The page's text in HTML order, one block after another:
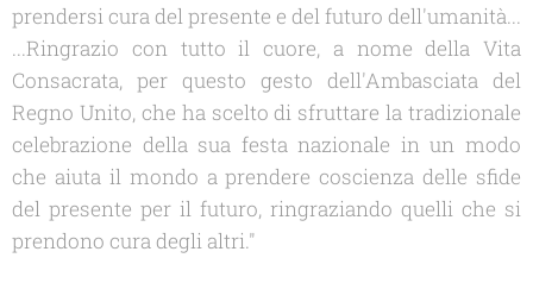
prendersi cura del presente e del futuro dell'umanità...
...Ringrazio con tutto il cuore, a nome della Vita
Consacrata, per questo gesto dell'Ambasciata del
Regno Unito, che ha scelto di sfruttare la tradizionale
celebrazione della sua festa nazionale in un modo
che aiuta il mondo a prendere coscienza delle sfide
del presente per il futuro, ringraziando quelli che si
prendono cura degli altri."